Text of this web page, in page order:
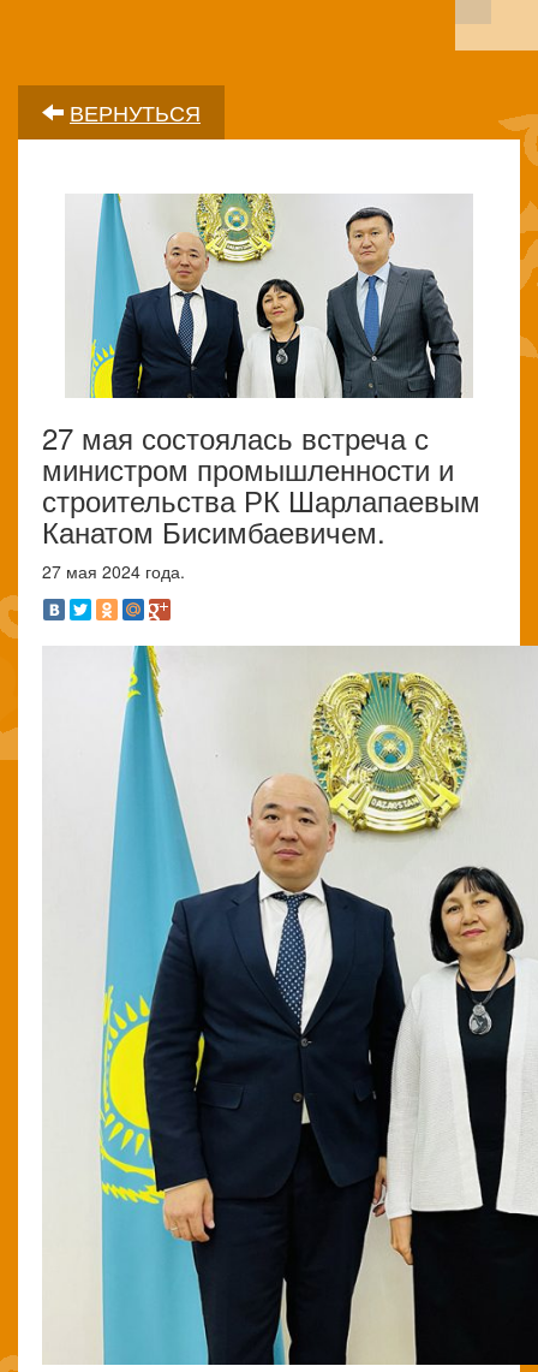
ВЕРНУТЬСЯ
27 мая состоялась встреча с
министром промышленности и
строительства РК Шарлапаевым
Канатом Бисимбаевичем.
27 мая 2024 года.